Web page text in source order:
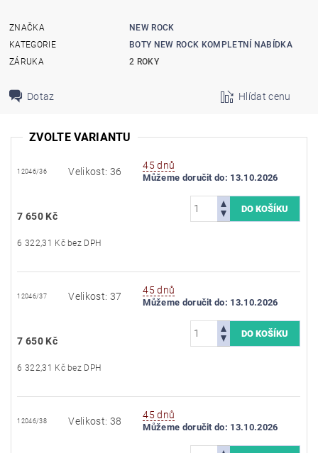
ZNAČKA
NEW ROCK
KATEGORIE
BOTY NEW ROCK KOMPLETNÍ NABÍDKA
ZÁRUKA
2 ROKY
Dotaz Hlídat cenu
ZVOLTE VARIANTU
12046/36 Velikost: 36
45 dnů
Můžeme doručit do: 13.10.2026
7 650 Kč
6 322,31 Kč bez DPH
12046/37 Velikost: 37
45 dnů
Můžeme doručit do: 13.10.2026
7 650 Kč
6 322,31 Kč bez DPH
12046/38 Velikost: 38
45 dnů
Můžeme doručit do: 13.10.2026